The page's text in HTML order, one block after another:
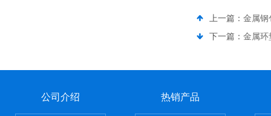
上一篇： 金属钢
下一篇： 金属环
公司介绍 热销产品